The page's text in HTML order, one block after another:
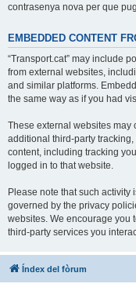
contrasenya nova per que
EMBEDDED CONTENT
“Transport.cat” may include
from external websites,
and similar platforms.
the same way as if you had
These external websites may
additional third-party
content, including tracking
logged in to that website.
Please note that such activity
governed by the privacy
websites. We encourage you
third-party services you
Índex del fòrum